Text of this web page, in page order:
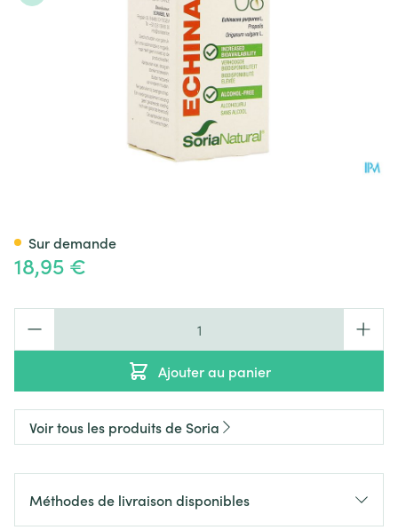
18,95 €
Ajouter au panier
Sur demande
Voir tous les produits de Soria
Méthodes de livraison disponibles